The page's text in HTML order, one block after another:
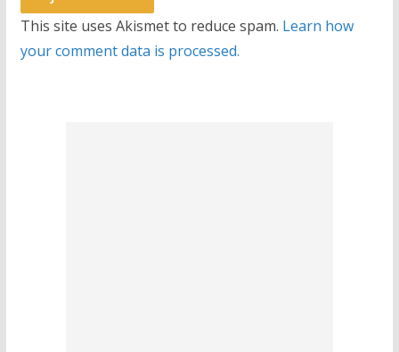
This site uses Akismet to reduce spam. Learn how
your comment data is processed.